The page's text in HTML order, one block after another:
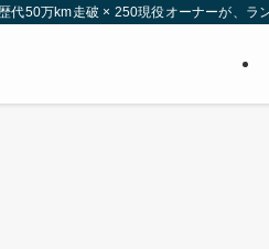
代50万km走破 × 250現役オーナーが、ラ